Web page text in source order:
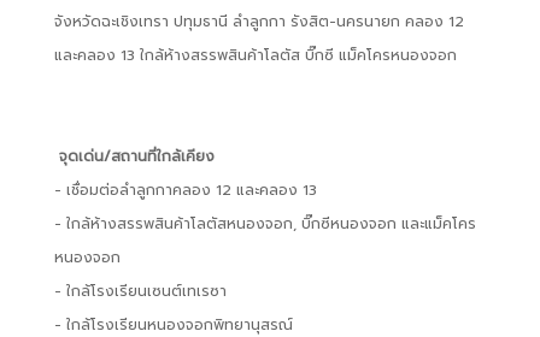
จังหวัดฉะเชิงเทรา ปทุมธานี ลำลูกกา รังสิต-นครนายก คลอง 12
และคลอง 13 ใกล้ห้างสรรพสินค้าโลตัส บิ๊กซี แม็คโครหนองจอก
จุดเด่น/สถานที่ใกล้เคียง
- เชื่อมต่อลำลูกกาคลอง 12 และคลอง 13
- ใกล้ห้างสรรพสินค้าโลตัสหนองจอก, บิ๊กซีหนองจอก และแม็คโคร
หนองจอก
- ใกล้โรงเรียนเซนต์เทเรซา
- ใกล้โรงเรียนหนองจอกพิทยานุสรณ์